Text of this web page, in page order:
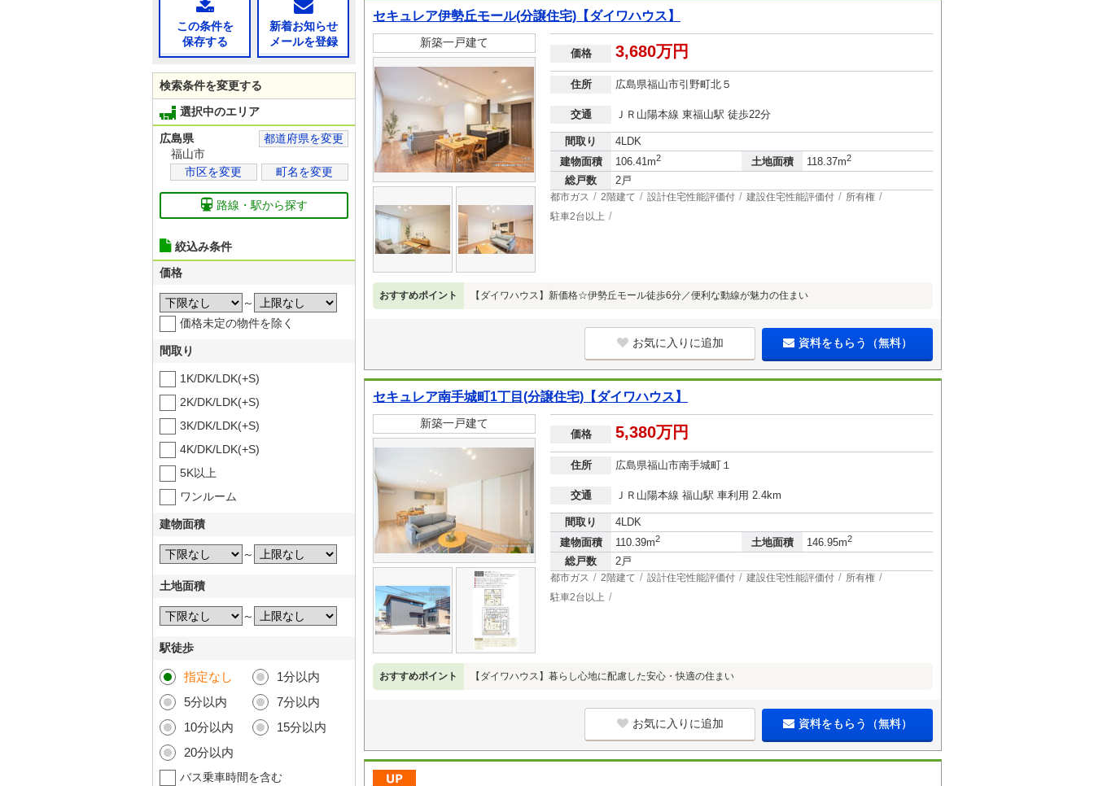
セキュレア伊勢丘モール(分譲住宅)【ダイワハウス】
新築一戸建て
価格 3,680万円
住所 広島県福山市引野町北５
交通 ＪＲ山陽本線 東福山駅 徒歩22分
間取り
4LDK
建物面積
106.41m2 土地面積 118.37m2
総戸数 2戸
都市ガス 2階建て 設計住宅性能評価付 建設住宅性能評価付
所有権
駐車2台以上
おすすめポイント 【ダイワハウス】新価格☆伊勢丘モール徒歩6分／便利な動線が魅力の住まい
お気に入りに追加 資料をもらう（無料）
セキュレア南手城町1丁目(分譲住宅)【ダイワハウス】
新築一戸建て
価格 5,380万円
住所 広島県福山市南手城町１
交通 ＪＲ山陽本線 福山駅 車利用 2.4km
間取り
4LDK
建物面積
110.39m2 土地面積 146.95m2
総戸数 2戸
都市ガス 2階建て 設計住宅性能評価付 建設住宅性能評価付
所有権
駐車2台以上
おすすめポイント 【ダイワハウス】暮らし心地に配慮した安心・快適の住まい
お気に入りに追加 資料をもらう（無料）
この条件を
保存する
新着お知らせ
メールを登録
検索条件を変更する
選択中のエリア
広島県
都道府県を変更
福山市
市区を変更
町名を変更
路線・駅から探す
絞込み条件
価格
～
価格未定の物件を除く
間取り
1K/DK/LDK(+S)
2K/DK/LDK(+S)
3K/DK/LDK(+S)
4K/DK/LDK(+S)
5K以上
ワンルーム
建物面積
～
土地面積
～
駅徒歩
指定なし
1分以内
5分以内
7分以内
10分以内
15分以内
20分以内
バス乗車時間を含む